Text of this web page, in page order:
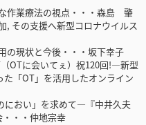
作業療法の視点・・・森島 肇
その支援へ新型コロナウイルス
の現状と今後・・・坂下幸子
OTに会いてぇ）祝120回!―新型
「OT」を活用したオンライン
におい」を求めて―『中井久夫
・・・仲地宗幸